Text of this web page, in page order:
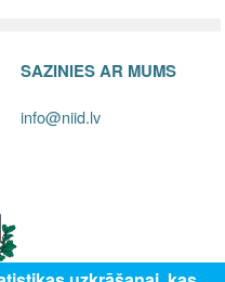
SAZINIES AR MUMS
info@niid.lv